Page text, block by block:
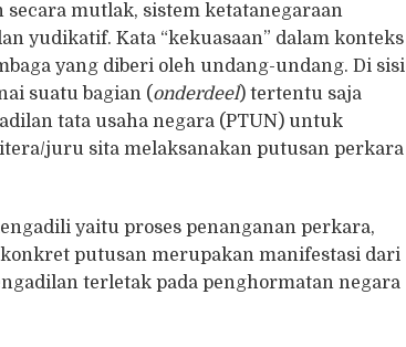
mutlak, sistem ketatanegaraan
yudikatif. Kata “kekuasaan” dalam konteks
yang diberi oleh undang-undang. Di sisi
suatu bagian (onderdeel) tertentu saja
tata usaha negara (PTUN) untuk
juru sita melaksanakan putusan perkara
yaitu proses penanganan perkara,
putusan merupakan manifestasi dari
terletak pada penghormatan negara